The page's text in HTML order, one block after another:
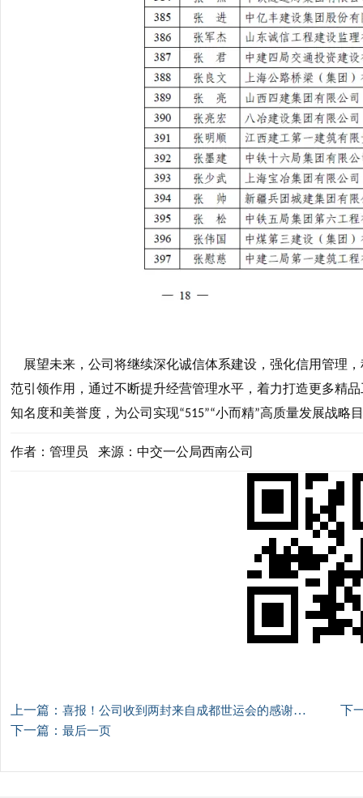
展望未来，公司将继续深化诚信体系建设，强化信用管理
范引领作用，通过不断提升经营管理水平，着力打造更多精
知名度和美誉度，为公司实现“515”“小而精”高质量发展战略
作者：管理员 来源：中交一公局西南公司
上一篇： 喜报！公司收到两封来自成都世运会的感谢信~
下
下一篇： 最后一页